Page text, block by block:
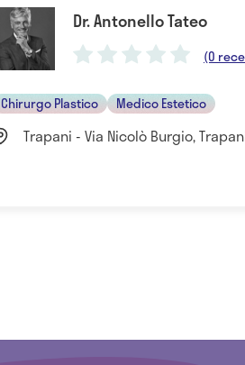
Dr. Antonello Tateo
(0
Chirurgo Plastico Medico Estetico
Trapani - Via Nicolò Burgio,